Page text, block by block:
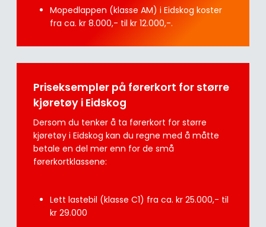
Mopedlappen (klasse AM) i Eidskog koster
fra ca. kr 8.000,- til kr 12.000,-.
Priseksempler på førerkort for større
kjøretøy i Eidskog
Dersom du tenker å ta førerkort for større
kjøretøy i Eidskog kan du regne med å måtte
betale en del mer enn for de små
førerkortklassene:
Lett lastebil (klasse C1) fra ca. kr 25.000,- til
kr 29.000